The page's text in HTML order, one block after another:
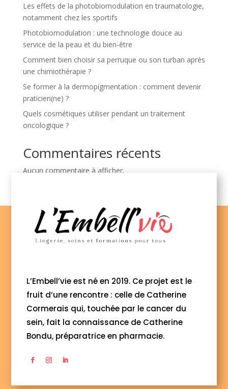
Les effets de la photobiomodulation en traumatologie,
notamment chez les sportifs
Photobiomodulation : une technologie douce au
service de la peau et du bien-être
Comment bien choisir sa perruque ou son turban après
une chimiothérapie ?
Se former à la dermopigmentation : comment devenir
praticien(ne) ?
Quels cosmétiques utiliser pendant un traitement
oncologique ?
Commentaires récents
Aucun commentaire à afficher.
L’Embell’vie est né en 2019. Ce projet est le
fruit d’une rencontre : celle de Catherine
Cormerais qui, touchée par le cancer du
sein, fait la connaissance de Catherine
Bondu, préparatrice en pharmacie.